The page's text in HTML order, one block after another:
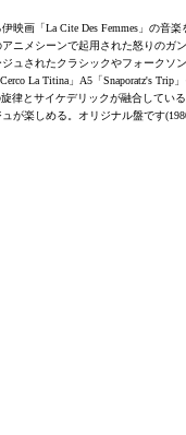
映画「La Cite Des Femmes」の音
ニメシーンで起用された怒りのガ
ュされたクラシックやフォークソ
La Titina」A5「Snaporatz's Trip
律とサイケデリックが融合してい
が楽しめる。オリジナル盤です